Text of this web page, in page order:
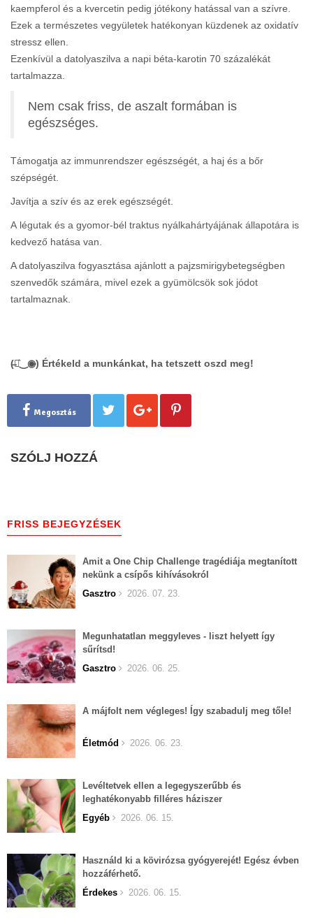
kaempferol és a kvercetin pedig jótékony hatással van a szívre.
Ezek a természetes vegyületek hatékonyan küzdenek az oxidatív
stressz ellen.
Ezenkívül a datolyaszilva a napi béta-karotin 70 százalékát
tartalmazza.
Nem csak friss, de aszalt formában is
egészséges.
Támogatja az immunrendszer egészségét, a haj és a bőr
szépségét.
Javítja a szív és az erek egészségét.
A légutak és a gyomor-bél traktus nyálkahártyájának állapotára is
kedvező hatása van.
A datolyaszilva fogyasztása ajánlott a pajzsmirigybetegségben
szenvedők számára, mivel ezek a gyümölcsök sok jódot
tartalmaznak.
(̶◉͛‿◉̶) Értékeld a munkánkat, ha tetszett oszd meg!
Megosztás
SZÓLJ HOZZÁ
FRISS BEJEGYZÉSEK
Amit a One Chip Challenge tragédiája megtanított
nekünk a csípős kihívásokról
Gasztro
2026. 07. 23.
Megunhatatlan meggyleves - liszt helyett így
sűrítsd!
Gasztro
2026. 06. 25.
A májfolt nem végleges! Így szabadulj meg tőle!
Életmód 2026. 06. 23.
Levéltetvek ellen a legegyszerűbb és
leghatékonyabb filléres háziszer
Egyéb
2026. 06. 15.
Használd ki a kövirózsa gyógyerejét! Egész évben
hozzáférhető.
Érdekes
2026. 06. 15.